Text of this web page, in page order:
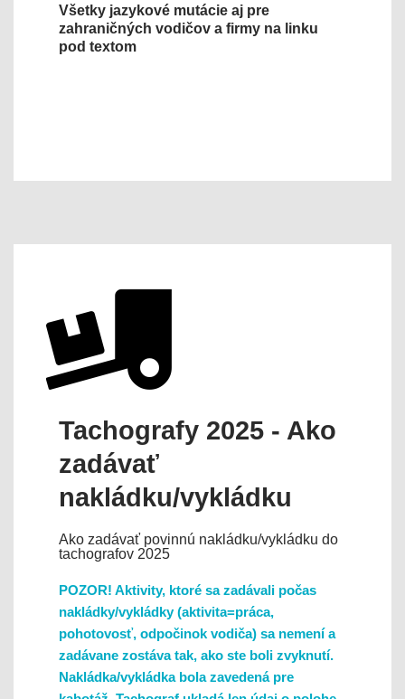
Všetky jazykové mutácie aj pre
zahraničných vodičov a firmy na linku
pod textom
Tachografy 2025 - Ako
zadávať
nakládku/vykládku
Ako zadávať povinnú nakládku/vykládku do
tachografov 2025
POZOR! Aktivity, ktoré sa zadávali počas
nakládky/vykládky (aktivita=práca,
pohotovosť, odpočinok vodiča) sa nemení a
zadávane zostáva tak, ako ste boli zvyknutí.
Nakládka/vykládka bola zavedená pre